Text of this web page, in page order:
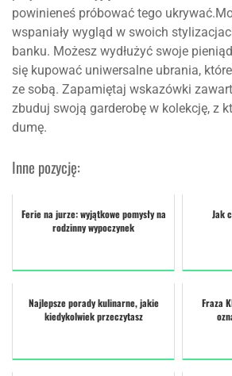
powinieneś próbować tego
wspaniały wygląd w swoich
banku. Możesz wydłużyć swoje
się kupować uniwersalne ubrania,
ze sobą. Zapamiętaj wskazówki
zbuduj swoją garderobę w kolekcję, z
dumę.
Inne pozycję:
Ferie na jurze: wyjątkowe pomysły na
rodzinny wypoczynek
Jak
Najlepsze porady kulinarne, jakie
kiedykolwiek przeczytasz
Fraza